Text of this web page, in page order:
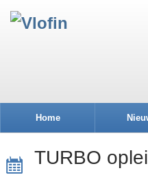
Home
TURBO